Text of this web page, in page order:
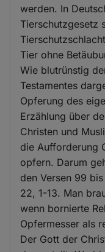
werden. In
Tierschutzgesetz
Tier ohne
Wie blutrünstig
Testamentes
Opferung des
Erzählung über
Christen und
die Aufforderung
opfern. Darum
den Versen 99
22, 1-13. Man
wenn bornierte
Opfermesser als
Der Gott der